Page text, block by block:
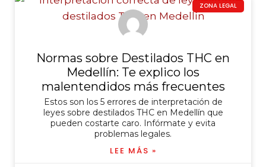
ZONA LEGAL
Normas sobre Destilados THC en
Medellín: Te explico los
malentendidos más frecuentes
Estos son los 5 errores de interpretación de
leyes sobre destilados THC en Medellín que
pueden costarte caro. Infórmate y evita
problemas legales.
LEE MÁS »